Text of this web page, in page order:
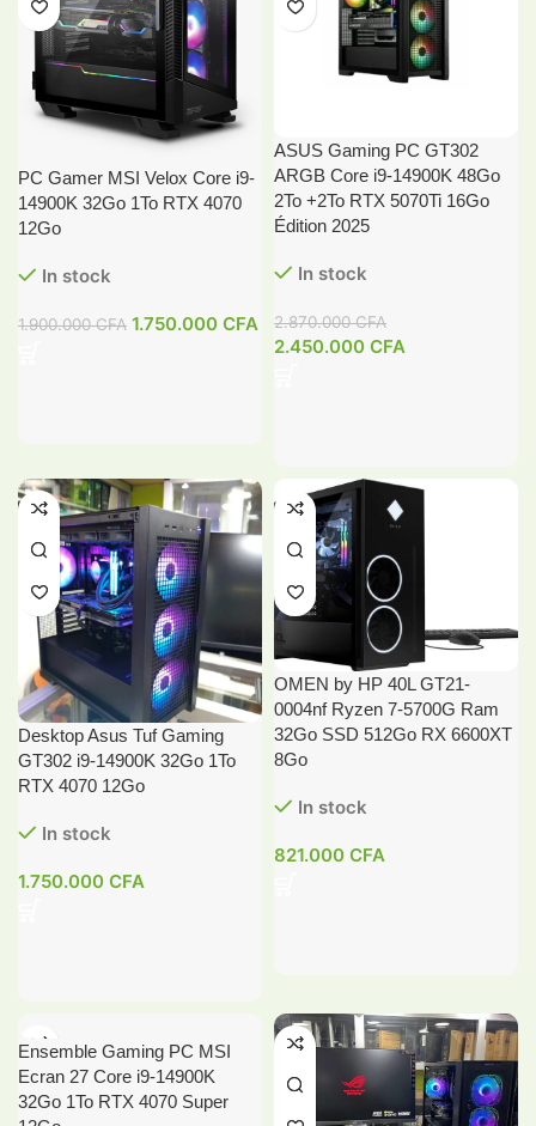
PC Gamer MSI Velox Core i9-
14900K 32Go 1To RTX 4070
12Go
In stock
1.900.000CFA 1.750.000 CFA
ASUS Gaming PC GT302
ARGB Core i9-14900K 48Go
2To +2To RTX 5070Ti 16Go
Édition 2025
In stock
2.870.000CFA
2.450.000 CFA
Desktop Asus Tuf Gaming
GT302 i9-14900K 32Go 1To
RTX 4070 12Go
In stock
1.750.000 CFA
OMEN by HP 40L GT21-
0004nf Ryzen 7-5700G Ram
32Go SSD 512Go RX 6600XT
8Go
In stock
821.000 CFA
Ensemble Gaming PC MSI
Ecran 27 Core i9-14900K
32Go 1To RTX 4070 Super